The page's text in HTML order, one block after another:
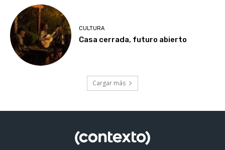
CULTURA
Casa cerrada, futuro abierto
Cargar más